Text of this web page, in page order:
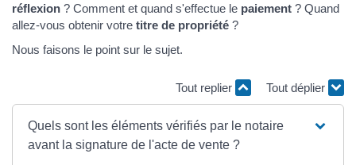
réflexion ? Comment et quand s'effectue le paiement ? Quand
allez-vous obtenir votre titre de propriété ?
Nous faisons le point sur le sujet.
Tout replier Tout déplier
Quels sont les éléments vérifiés par le notaire
avant la signature de l'acte de vente ?